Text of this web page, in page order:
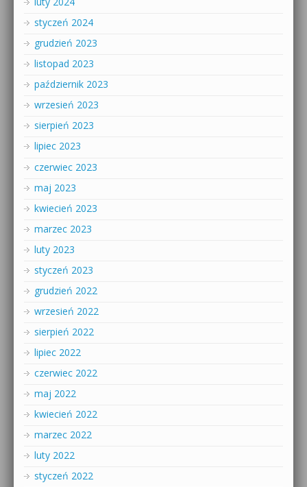
styczeń 2024
grudzień 2023
listopad 2023
październik 2023
wrzesień 2023
sierpień 2023
lipiec 2023
czerwiec 2023
maj 2023
kwiecień 2023
marzec 2023
luty 2023
styczeń 2023
grudzień 2022
wrzesień 2022
sierpień 2022
lipiec 2022
czerwiec 2022
maj 2022
kwiecień 2022
marzec 2022
luty 2022
styczeń 2022